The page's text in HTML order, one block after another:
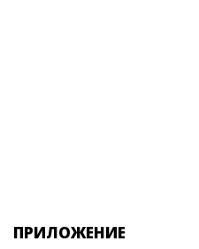
ПРИЛОЖЕНИЕ